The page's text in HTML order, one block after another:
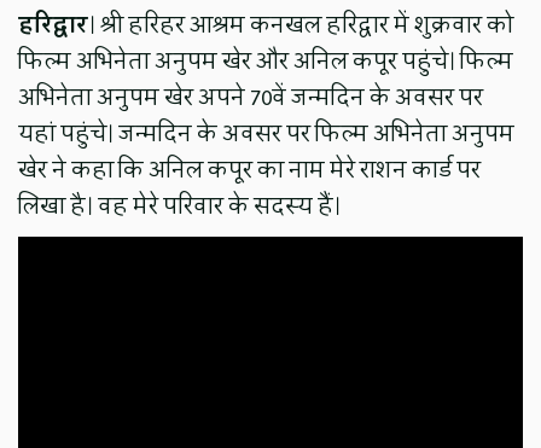
हरिद्वार। श्री हरिहर आश्रम कनखल हरिद्वार में शुक्रवार को
फिल्म अभिनेता अनुपम खेर और अनिल कपूर पहुंचे। फिल्म
अभिनेता अनुपम खेर अपने 70वें जन्मदिन के अवसर पर
यहां पहुंचे। जन्मदिन के अवसर पर फिल्म अभिनेता अनुपम
खेर ने कहा कि अनिल कपूर का नाम मेरे राशन कार्ड पर
लिखा है। वह मेरे परिवार के सदस्य हैं।